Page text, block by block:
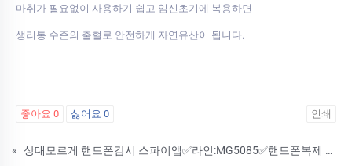
마취가 필요없이 사용하기 쉽고 임신초기에 복용하면
생리통 수준의 출혈로 안전하게 자연유산이 됩니다.
좋아요 0 싫어요 0 인쇄
«
상대모르게 핸드폰감시 스파이앱✅라인:MG5085✅핸드폰복제 핸드폰도청 위치추적 카톡해킹 인스타해킹 통화녹취 문자내용해킹 외도증거수집전문